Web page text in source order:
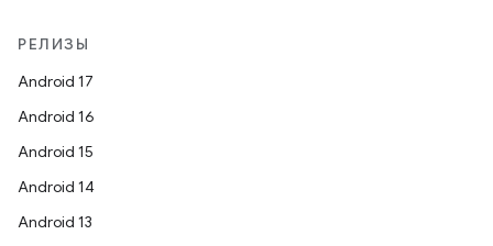
РЕЛИЗЫ
Android 17
Android 16
Android 15
Android 14
Android 13